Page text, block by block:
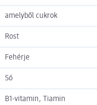
amelyből cukrok
Rost
Fehérje
Só
B1-vitamin, Tiamin